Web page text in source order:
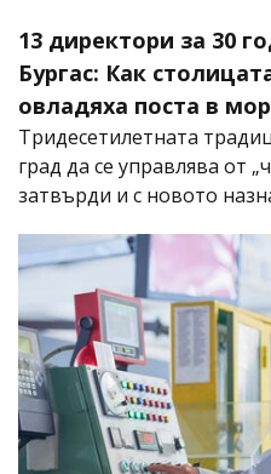
13 директори за 30
Бургас: Как
овладяха поста в
Тридесетилетната
град да се управлява от
затвърди и с новото